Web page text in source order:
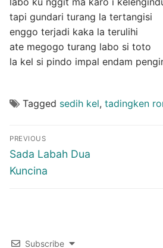
tapi gundari turang la tertangisi
enggo terjadi kaka la terulihi
ate megogo turang labo si toto
la kel si pindo impal endam
Tagged sedih kel, tadingken
Post
navigation
PREVIOUS
Previous
post:
Sada Labah Dua
Kuncina
Subscribe